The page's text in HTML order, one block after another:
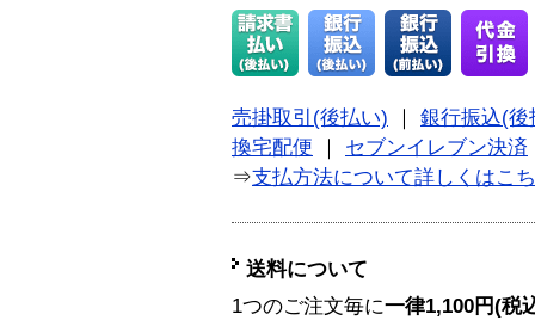
売掛取引(後払い)
銀行振込(後
換宅配便
セブンイレブン決済
⇒支払方法について詳しくはこ
送料について
1つのご注文毎に一律1,100円(税